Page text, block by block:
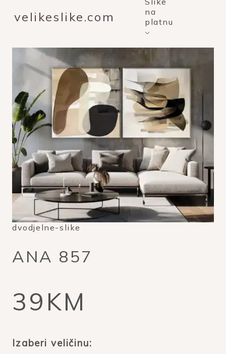
velikeslike.com
na
platnu
dvodjelne-slike
ANA 857
39KM
Izaberi veličinu: